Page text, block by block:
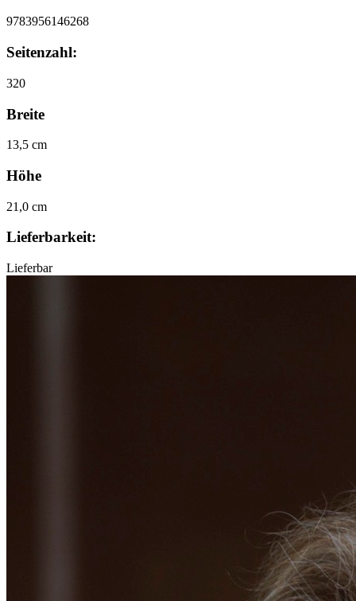
9783956146268
Seitenzahl:
320
Breite
13,5 cm
Höhe
21,0 cm
Lieferbarkeit:
Lieferbar